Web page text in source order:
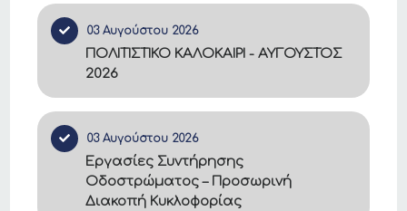
03 Αυγούστου 2026
ΠΟΛΙΤΙΣΤΙΚΟ ΚΑΛΟΚΑΙΡΙ - ΑΥΓΟΥΣΤΟΣ
2026
03 Αυγούστου 2026
Εργασίες Συντήρησης
Οδοστρώματος – Προσωρινή
Διακοπή Κυκλοφορίας